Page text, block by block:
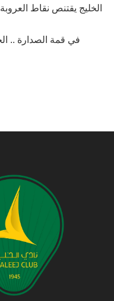
Reading
الخليج يقتنص نقاط
في قمة الصدارة ..